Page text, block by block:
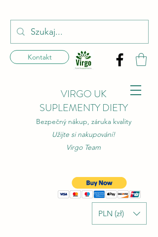
Kontakt
Bezpečný nákup, záruka kvality
Užijte si nakupování!
Virgo Team
PLN (zł)
VIRGO UK
SUPLEMENTY DIETY